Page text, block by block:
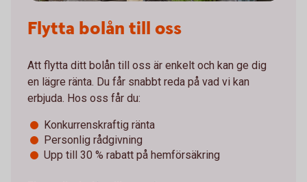
Flytta bolån till oss
Att flytta ditt bolån till oss är enkelt och kan ge dig
en lägre ränta. Du får snabbt reda på vad vi kan
erbjuda. Hos oss får du:
Konkurrenskraftig ränta
Personlig rådgivning
Upp till 30 % rabatt på hemförsäkring